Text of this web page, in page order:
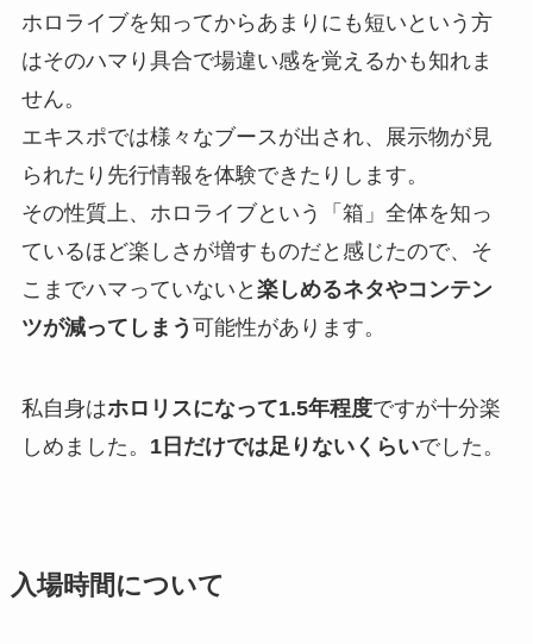
ホロライブを知ってからあまりにも短いという方
はそのハマり具合で場違い感を覚えるかも知れま
せん。
エキスポでは様々なブースが出され、展示物が見
られたり先行情報を体験できたりします。
その性質上、ホロライブという「箱」全体を知っ
ているほど楽しさが増すものだと感じたので、そ
こまでハマっていないと 楽しめるネタやコンテン
ツが減ってしまう 可能性があります。
私自身はホロリスになって1.5年程度ですが十分楽
しめました。 1日だけでは足りないくらいでした。
入場時間について